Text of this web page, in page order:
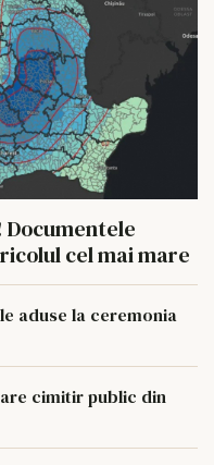
Documentele
cel mai mare
aduse la ceremonia
cimitir public din